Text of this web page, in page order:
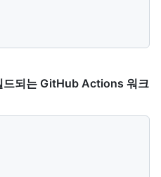
드되는 GitHub Actions 워크